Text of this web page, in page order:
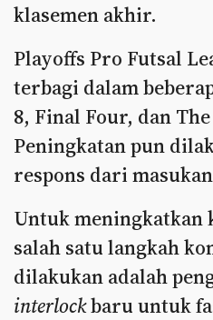
klasemen akhir.
Playoffs Pro Futsal
terbagi dalam
8, Final Four, dan
Peningkatan pun
respons dari
Untuk meningkatkan
salah satu langkah
dilakukan adalah
interlockbaru untuk